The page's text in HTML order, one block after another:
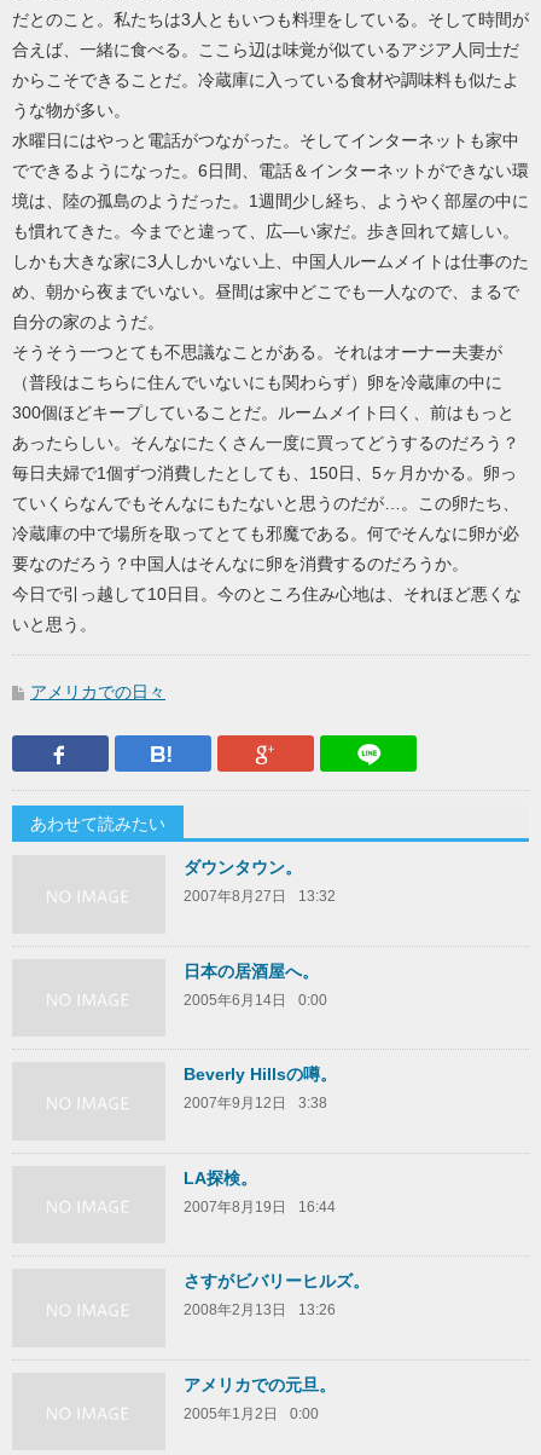
だとのこと。私たちは3人ともいつも料理をしている。そして時間が
合えば、一緒に食べる。ここら辺は味覚が似ているアジア人同士だ
からこそできることだ。冷蔵庫に入っている食材や調味料も似たよ
うな物が多い。
水曜日にはやっと電話がつながった。そしてインターネットも家中
でできるようになった。6日間、電話＆インターネットができない環
境は、陸の孤島のようだった。1週間少し経ち、ようやく部屋の中に
も慣れてきた。今までと違って、広―い家だ。歩き回れて嬉しい。
しかも大きな家に3人しかいない上、中国人ルームメイトは仕事のた
め、朝から夜までいない。昼間は家中どこでも一人なので、まるで
自分の家のようだ。
そうそう一つとても不思議なことがある。それはオーナー夫妻が
（普段はこちらに住んでいないにも関わらず）卵を冷蔵庫の中に
300個ほどキープしていることだ。ルームメイト曰く、前はもっと
あったらしい。そんなにたくさん一度に買ってどうするのだろう？
毎日夫婦で1個ずつ消費したとしても、150日、5ヶ月かかる。卵っ
ていくらなんでもそんなにもたないと思うのだが…。この卵たち、
冷蔵庫の中で場所を取ってとても邪魔である。何でそんなに卵が必
要なのだろう？中国人はそんなに卵を消費するのだろうか。
今日で引っ越して10日目。今のところ住み心地は、それほど悪くな
いと思う。
アメリカでの日々
Facebook はてなブックマークGoogle Plus
あわせて読みたい
ダウンタウン。
2007年8月27日 13:32
日本の居酒屋へ。
2005年6月14日 0:00
Beverly Hillsの噂。
2007年9月12日 3:38
LA探検。
2007年8月19日 16:44
さすがビバリーヒルズ。
2008年2月13日 13:26
アメリカでの元旦。
2005年1月2日 0:00